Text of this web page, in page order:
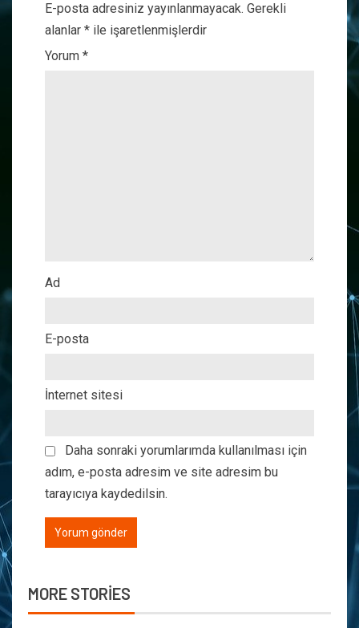
E-posta adresiniz yayınlanmayacak. Gerekli
alanlar * ile işaretlenmişlerdir
Yorum *
Ad
E-posta
İnternet sitesi
Daha sonraki yorumlarımda kullanılması için
adım, e-posta adresim ve site adresim bu
tarayıcıya kaydedilsin.
MORE STORIES